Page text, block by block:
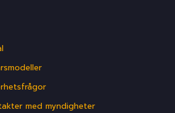
med myndigheter